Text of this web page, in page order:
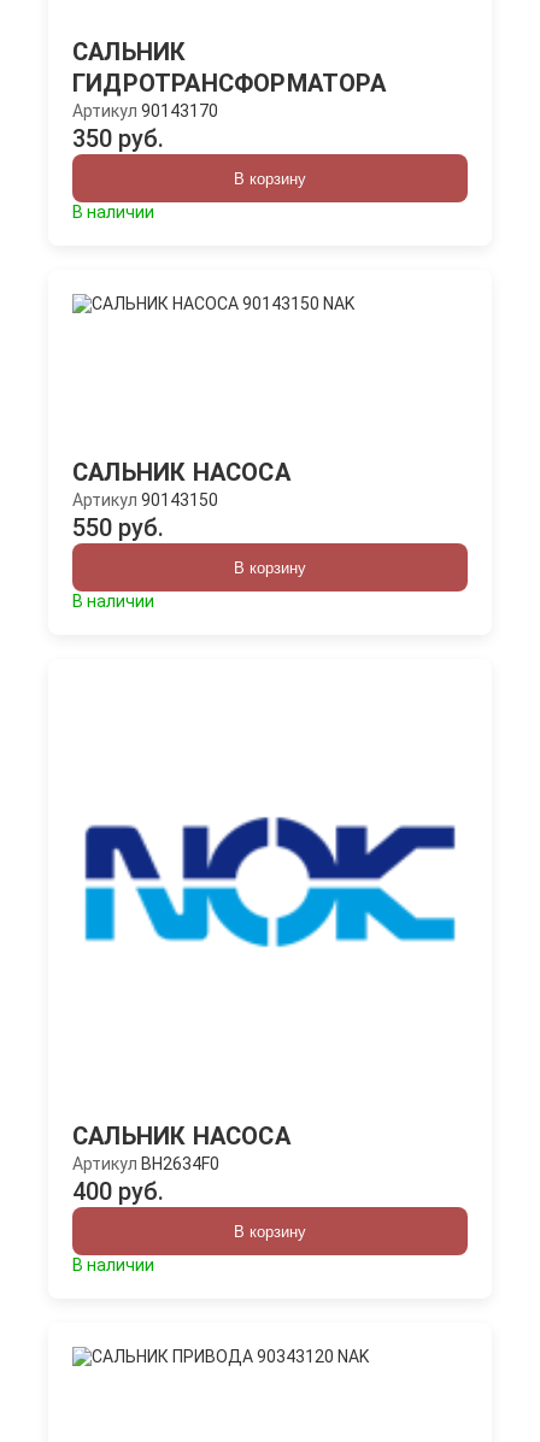
САЛЬНИК
ГИДРОТРАНСФОРМАТОРА
Артикул 90143170
350 руб.
В корзину
В наличии
САЛЬНИК НАСОСА
Артикул 90143150
550 руб.
В корзину
В наличии
САЛЬНИК НАСОСА
Артикул BH2634F0
400 руб.
В корзину
В наличии